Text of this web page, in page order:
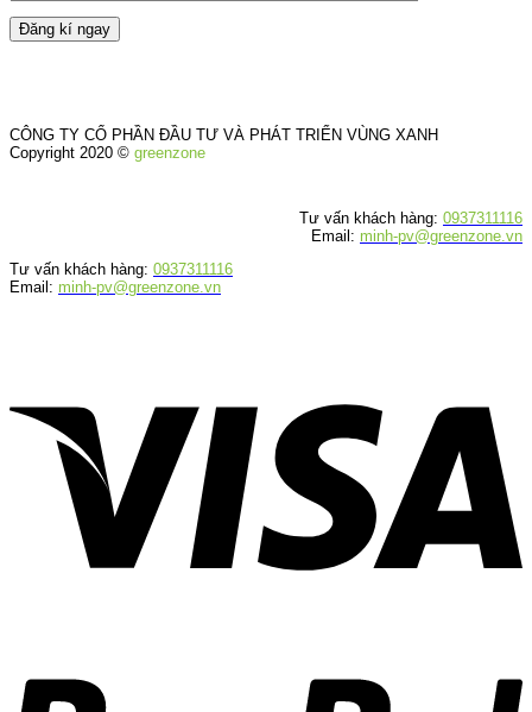
CÔNG TY CỔ PHẦN ĐẦU TƯ VÀ PHÁT TRIỂN VÙNG XANH
Copyright 2020 © greenzone
Tư vấn khách hàng: 0937311116
Email: minh-pv@greenzone.vn
Tư vấn khách hàng: 0937311116
Email: minh-pv@greenzone.vn